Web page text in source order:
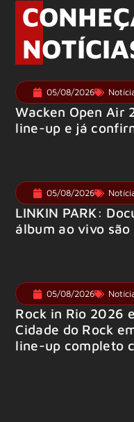
05/08/2026
Wacken Open Air
line-up e já
05/08/2026
LINKIN PARK:
álbum ao vivo são
05/08/2026
Rock in Rio 2026
Cidade do Rock
line-up completo